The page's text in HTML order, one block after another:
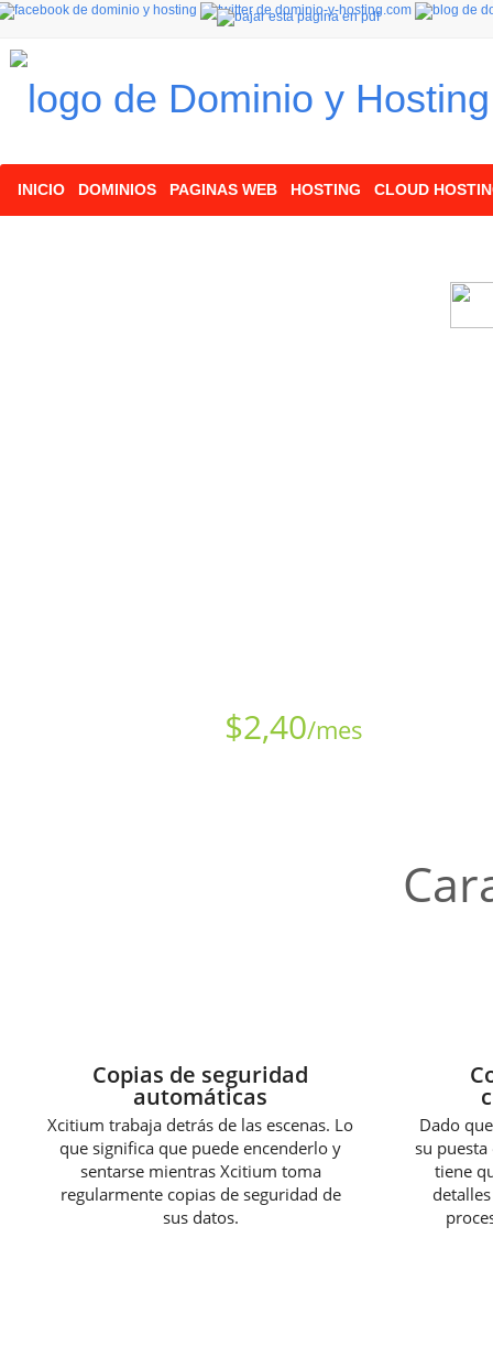
INICIO DOMINIOS PAGINAS WEB HOSTING CLOUD
$2,40/mes
Copias de seguridad
automáticas
Xcitium trabaja detrás de las escenas. Lo
que significa que puede encenderlo y
sentarse mientras Xcitium toma
regularmente copias de seguridad de
sus datos.
Dado
su
tiene